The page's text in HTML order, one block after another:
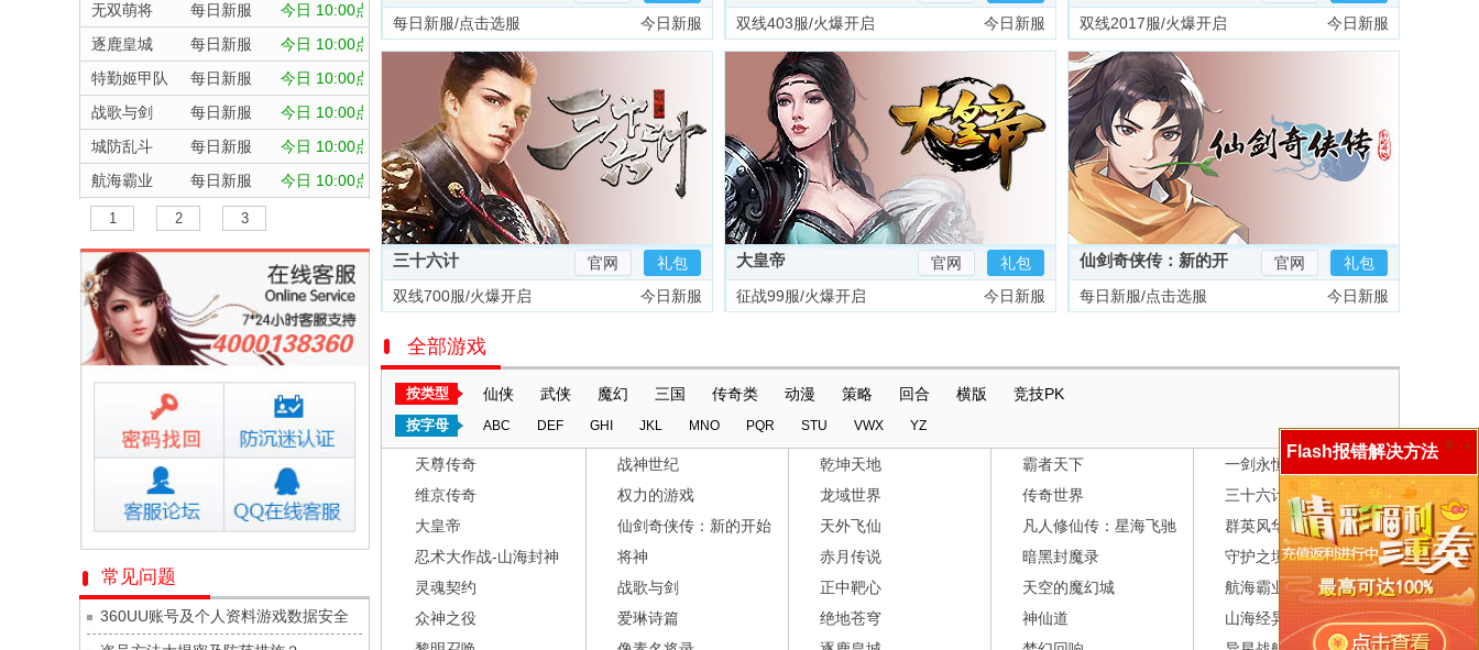
无双萌将
每日新服
今日 10:00点
逐鹿皇城
每日新服
今日 10:00点
特勤姬甲队
每日新服
今日 10:00点
战歌与剑
每日新服
今日 10:00点
城防乱斗
每日新服
今日 10:00点
航海霸业
每日新服
今日 10:00点
晴空双子
每日新服
深渊契约
每日新服
今日 10:00点
坠落守望者
今日 10:00点
正中靶心
每日新服
今日 10:00点
神兵奇迹
每日新服
今日 10:00点
微乐捕鱼千炮版每日新服
今日 10:00点
帕瓦勇者传说
今日 10:00点
群英风华录
每日新服
今日 10:00点
小小仙王
今日 10:00点
少年名将
每日新服
今日 10:00点
寻龙英雄
每日新服
今日 10:00点
魔物迷宫
城防三国志
每日新服
今日 10:00点
1 2 3
常见问题
360UU账号及个人资料游戏数据安全
今日新服
每日新服/点击选服
今日新服
双线403服/火爆开启
今日新服
双线2017服/火爆开启
三十六计 官网
礼包
今日新服
双线700服/火爆开启
大皇帝 官网
礼包
今日新服
征战99服/火爆开启
仙剑奇侠传：新的开
始
官网
礼包
今日新服
每日新服/点击选服
全部游戏
按类型 仙侠 武侠 魔幻 三国 传奇类 动漫 策略 回合 横版 竞技PK
按字母 ABC DEF GHI JKL MNO PQR STU VWX YZ
天尊传奇 战神世纪 乾坤天地 霸者天下
一剑永恒
维京传奇
权力的游戏 龙域世界 传奇世界
三十六计
大皇帝
仙剑奇侠传：新的开始 天外飞仙 凡人修仙传：星海飞驰
群英风华录
忍术大作战-山海封神
将神 赤月传说 暗黑封魔录
守护之境
灵魂契约
战歌与剑 正中靶心 天空的魔幻城
航海霸业
众神之役
爱琳诗篇 绝地苍穹 神仙道
山海经异兽录
0 r
Flash报错解决方法